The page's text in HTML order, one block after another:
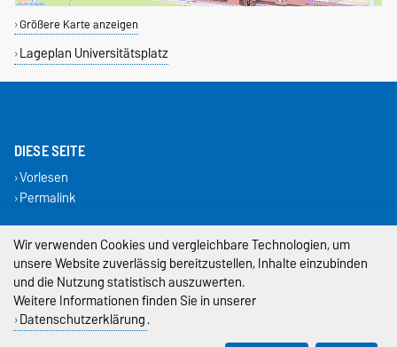
Größere Karte anzeigen
Lageplan Universitätsplatz
DIESE SEITE
Vorlesen
Permalink
Impressum
Datenschutz
Barrierefreiheit
Wir verwenden Cookies und vergleichbare Technologien, um
unsere Website zuverlässig bereitzustellen, Inhalte einzubinden
und die Nutzung statistisch auszuwerten.
Weitere Informationen finden Sie in unserer
Datenschutzerklärung.